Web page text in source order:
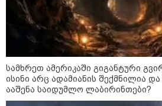
აშშ-მა
კატეგორიის ყველა
სამხრეთ ამერიკაში გიგანტური
ისინი არც ადამიანის შექმნილია და
ააშენა საიდუმლო ლაბირინთები?